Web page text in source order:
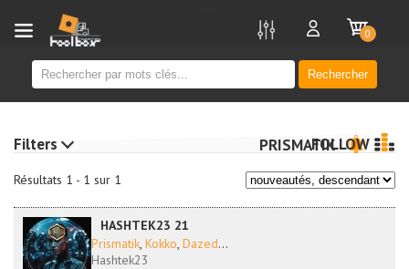
Rechercher
0
Résultats 1 - 1 sur 1
PRISMATIKFOLLOW
HASHTEK23 21
Prismatik, Kokko, Dazed...
Hashtek23
Filters